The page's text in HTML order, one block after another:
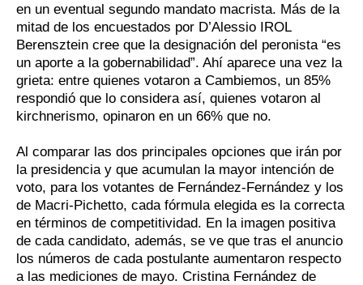
en un eventual segundo mandato macrista. Más de la
mitad de los encuestados por D’Alessio IROL
Berensztein cree que la designación del peronista “es
un aporte a la gobernabilidad”. Ahí aparece una vez la
grieta: entre quienes votaron a Cambiemos, un 85%
respondió que lo considera así, quienes votaron al
kirchnerismo, opinaron en un 66% que no.
Al comparar las dos principales opciones que irán por
la presidencia y que acumulan la mayor intención de
voto, para los votantes de Fernández-Fernández y los
de Macri-Pichetto, cada fórmula elegida es la correcta
en términos de competitividad. En la imagen positiva
de cada candidato, además, se ve que tras el anuncio
los números de cada postulante aumentaron respecto
a las mediciones de mayo. Cristina Fernández de